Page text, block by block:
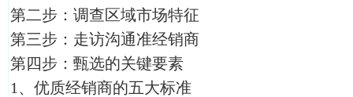
第二步：调查区域市场特征
第三步：走访沟通准经销商
第四步：甄选的关键要素
1、优质经销商的五大标准